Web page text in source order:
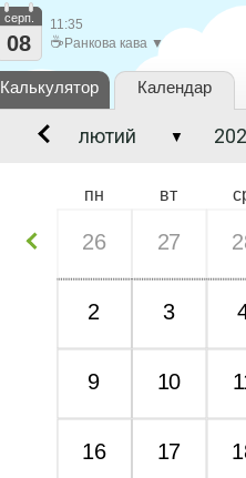
серп.
08
11:35
☕ Ранкова кава ▼
Калькулятор Календар
пн вт
26 27
2 3
9 10
16 17
▼